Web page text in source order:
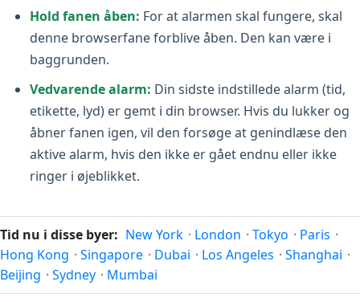
Hold fanen åben: For at alarmen skal fungere, skal
denne browserfane forblive åben. Den kan være i
baggrunden.
Vedvarende alarm: Din sidste indstillede alarm (tid,
etikette, lyd) er gemt i din browser. Hvis du lukker og
åbner fanen igen, vil den forsøge at genindlæse den
aktive alarm, hvis den ikke er gået endnu eller ikke
ringer i øjeblikket.
Tid nu i disse byer: New York · London · Tokyo · Paris ·
Hong Kong · Singapore · Dubai · Los Angeles · Shanghai ·
Beijing · Sydney · Mumbai